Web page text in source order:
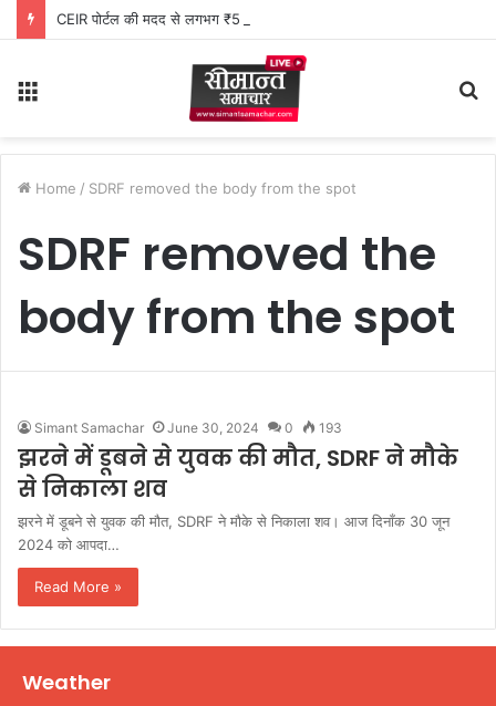
CEIR पोर्टल की मदद से लगभग ₹5 लाख मूल्य के 20 मोबाइल फोन बरामद
Home / SDRF removed the body from the spot
SDRF removed the
body from the spot
Simant Samachar June 30, 2024 0 193
झरने में डूबने से युवक की मौत, SDRF ने मौके
से निकाला शव
झरने में डूबने से युवक की मौत, SDRF ने मौके से निकाला शव। आज दिनाँक 30 जून
2024 को आपदा…
Read More »
Weather